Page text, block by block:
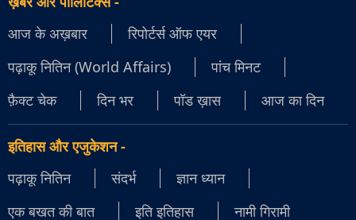
आज के अख़बार
रिपोर्टर्स ऑफ एयर
पढ़ाकू नितिन (World Affairs)
पांच मिनट
फ़ैक्ट चेक
दिन भर पॉड ख़ास आज का दिन
इतिहास और एजुकेशन-
पढ़ाकू नितिन
संदर्भ
ज्ञान ध्यान
एक बखत की बात
इति इतिहास नामी गिरामी